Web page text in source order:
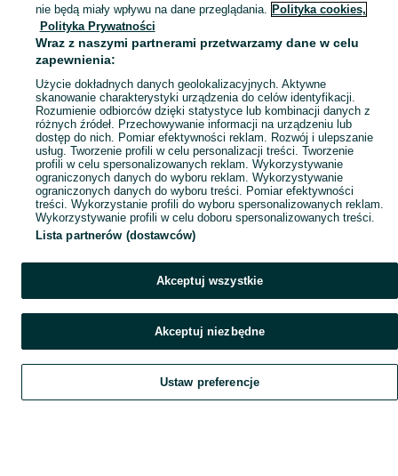
Mapa miejscowości
Mapa ministron
Popularne wyszukiwania
Szukaj Obserwujesz Dodaj Czat Konto
nie będą miały wpływu na dane przeglądania. Polityka cookies,
Polityka Prywatności
Wraz z naszymi partnerami przetwarzamy dane w celu
zapewnienia:
Użycie dokładnych danych geolokalizacyjnych. Aktywne
skanowanie charakterystyki urządzenia do celów identyfikacji.
Rozumienie odbiorców dzięki statystyce lub kombinacji danych z
różnych źródeł. Przechowywanie informacji na urządzeniu lub
dostęp do nich. Pomiar efektywności reklam. Rozwój i ulepszanie
usług. Tworzenie profili w celu personalizacji treści. Tworzenie
profili w celu spersonalizowanych reklam. Wykorzystywanie
ograniczonych danych do wyboru reklam. Wykorzystywanie
ograniczonych danych do wyboru treści. Pomiar efektywności
treści. Wykorzystanie profili do wyboru spersonalizowanych reklam.
Wykorzystywanie profili w celu doboru spersonalizowanych treści.
Lista partnerów (dostawców)
Akceptuj wszystkie
Akceptuj niezbędne
Ustaw preferencje